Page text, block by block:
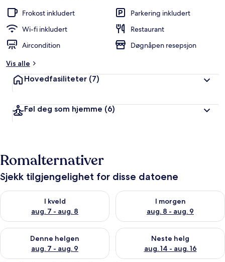
Frokost inkludert
Parkering inkludert
Wi-fi inkludert
Restaurant
Aircondition
Døgnåpen resepsjon
Vis alle
Hovedfasiliteter (7)
Føl deg som hjemme (6)
Romalternativer
Sjekk tilgjengelighet for disse datoene
I kveld
aug. 7 - aug. 8
Sjekk tilgjengelighet for i kveld, aug. 7 - aug. 8
I morgen
aug. 8 - aug. 9
Sjekk tilgjengelighet for i
Denne helgen
aug. 7 - aug. 9
Sjekk tilgjengelighet for denne helgen, aug. 7 - aug. 9
Neste helg
aug. 14 - aug. 16
Sjekk tilgjengelighet for neste